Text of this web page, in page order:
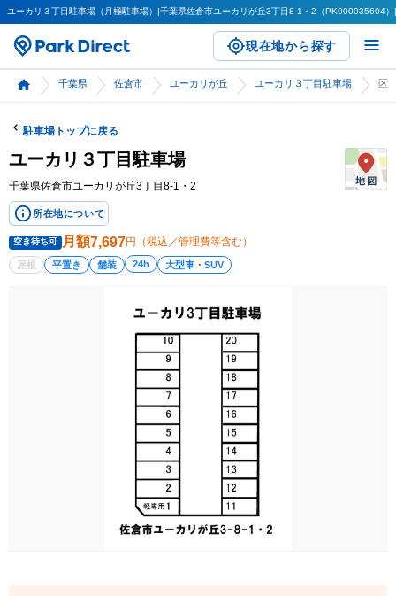
ユーカリ３丁目駐車場（月極駐車場）|千葉県佐倉市ユーカリが丘3丁目8-1・2（PK000035604
現在地から探す
千葉県 佐倉市 ユーカリが丘 ユーカリ３丁目駐車場
駐車場トップに戻る
ユーカリ３丁目駐車場
千葉県佐倉市ユーカリが丘3丁目8-1・2
所在地について
空き待ち可 月額7,697円（税込／管理費等含む）
屋根 平置き 舗装 24h 大型車・SUV